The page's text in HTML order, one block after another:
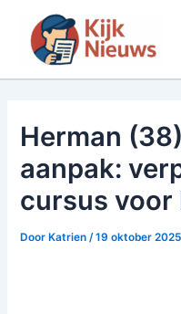
inhoud
Herman
aanpak:
cursus
Door Katrien/19 oktober 2025